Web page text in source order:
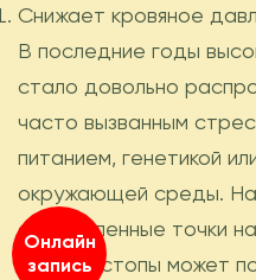
Снижает кровяное
В последние годы
стало довольно
часто вызванным
питанием, генетикой
окружающей среды.
определенные точки
массаж стопы может
Онлайн
запись